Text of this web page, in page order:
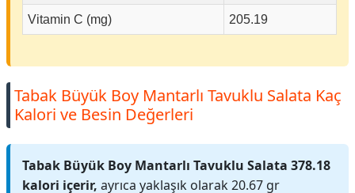
Vitamin C (mg) 205.19
Tabak Büyük Boy Mantarlı Tavuklu Salata Kaç
Kalori ve Besin Değerleri
Tabak Büyük Boy Mantarlı Tavuklu Salata 378.18
kalori içerir, ayrıca yaklaşık olarak 20.67 gr